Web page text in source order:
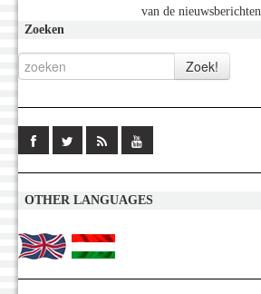
van de nieuwsberichten.
Zoeken
OTHER LANGUAGES